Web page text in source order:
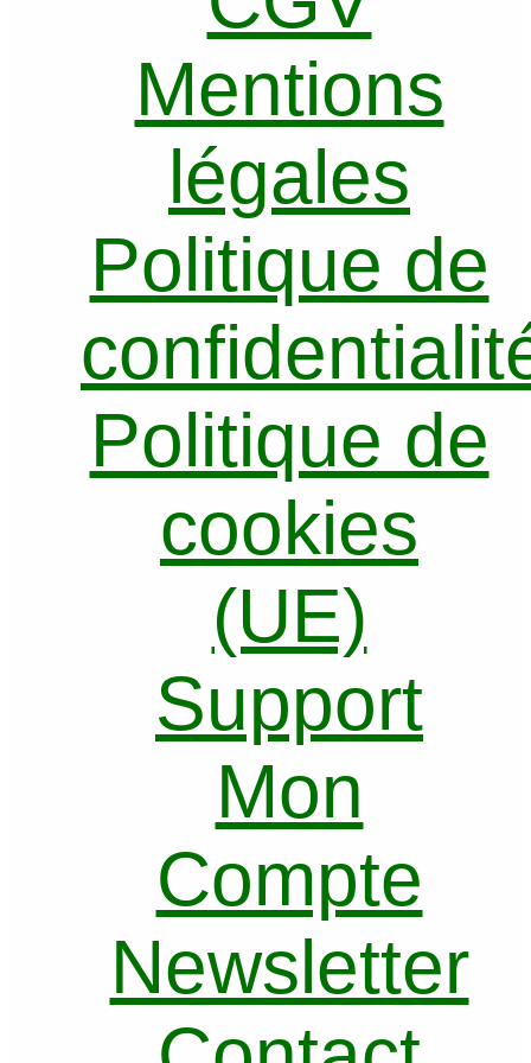
Mentions
légales
Politique de
Politique de
cookies
(UE)
Support
Mon
Compte
Newsletter